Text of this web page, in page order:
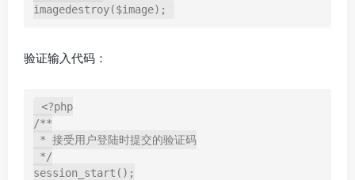
imagedestroy($image);
验证输入代码：
<?php
/**
session_start();